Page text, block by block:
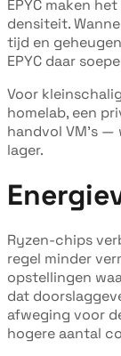
EPYC maken
densiteit.
tijd en
EPYC daar
Voor
homelab, een
handvol VM's —
lager.
Ryzen-chips
regel minder
opstellingen
dat
afweging voor
hogere aantal